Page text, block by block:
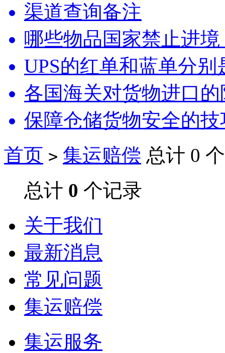
渠道查询备注
哪些物品国家禁止进境
UPS的红单和蓝单分别
各国海关对货物进口
保障仓储货物安全的技
首页 > 集运赔偿 总计 0
总计 0 个记录
关于我们
最新消息
常见问题
集运赔偿
集运服务